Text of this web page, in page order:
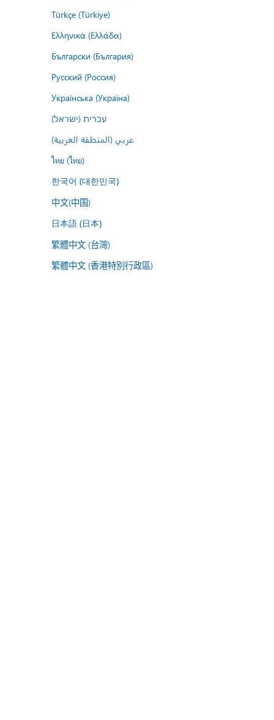
Türkçe (Türkiye)
Ελληνικά (Ελλάδα)
Български (България)
Русский (Россия)
Українська (Україна)
עברית (ישראל)
عربي (المنطقة العربية)
ไทย (ไทย)
한국어 (대한민국)
中文(中国)
日本語 (日本)
繁體中文 (台灣)
繁體中文 (香港特別行政區)